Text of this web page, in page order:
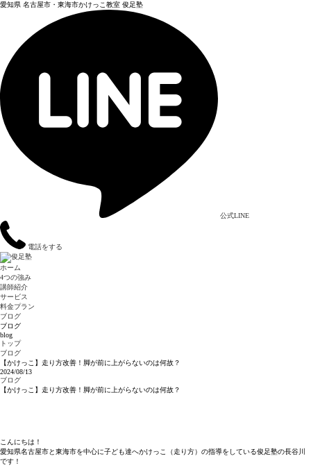
愛知県 名古屋市・東海市かけっこ教室 俊足塾
公式LINE
電話をする
ホーム
4つの強み
講師紹介
サービス
料金プラン
ブログ
ブログ
blog
トップ
ブログ
【かけっこ】走り方改善！脚が前に上がらないのは何故？
2024/08/13
ブログ
【かけっこ】走り方改善！脚が前に上がらないのは何故？
こんにちは！
愛知県名古屋市と東海市を中心に子ども達へかけっこ（走り方）の指導をしている俊足塾の長谷川
です！